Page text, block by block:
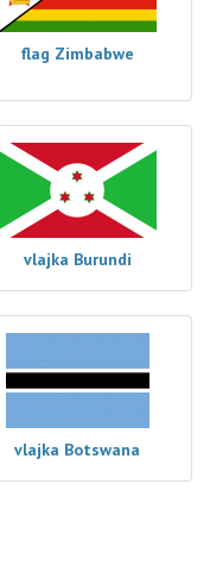
flag Zimbabwe
vlajka Burundi
vlajka Botswana